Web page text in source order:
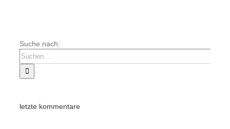
Suche nach:
letzte kommentare